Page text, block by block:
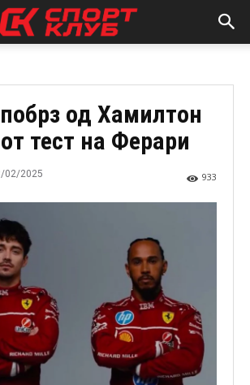
од Хамилтон
тест на Ферари
02/2025 933